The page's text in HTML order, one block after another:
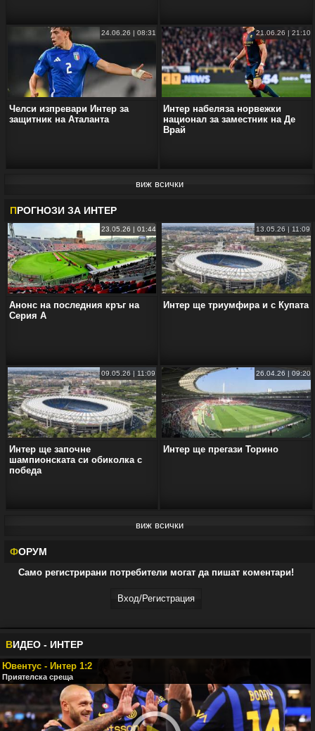
24.06.26 | 08:31
Челси изпревари Интер за
защитник на Аталанта
21.06.26 | 21:10
Интер набеляза норвежки
национал за заместник на Де
Врай
виж всички
ПРОГНОЗИ ЗА ИНТЕР
23.05.26 | 01:44
Анонс на последния кръг на
Серия А
13.05.26 | 11:09
Интер ще триумфира и с Купата
09.05.26 | 11:09
Интер ще започне
шампионската си обиколка с
победа
26.04.26 | 09:20
Интер ще прегази Торино
виж всички
ФОРУМ
Само регистрирани потребители могат да пишат коментари!
Вход/Регистрaция
ВИДЕО - ИНТЕР
Ювентус - Интер 1:2
Приятелска среща